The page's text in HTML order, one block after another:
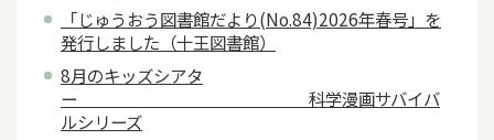
「じゅうおう図書館だより(No.84)2026年春号」を
発行しました（十王図書館）
8月のキッズシアタ
ー 科学漫画サバイバ
ルシリーズ